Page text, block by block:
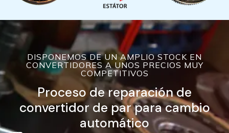
DISPONEMOS DE UN AMPLIO STOCK EN
CONVERTIDORES A UNOS PRECIOS MUY
COMPETITIVOS
Proceso de reparación de
convertidor de par para cambio
automático